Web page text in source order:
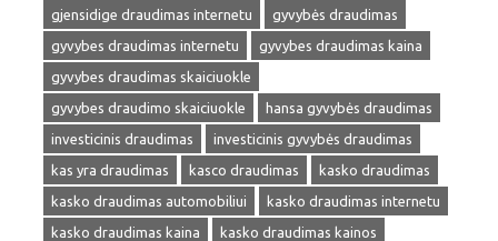
gjensidige draudimas internetu
gyvybės draudimas
gyvybes draudimas internetu
gyvybes draudimas kaina
gyvybes draudimas skaiciuokle
gyvybes draudimo skaiciuokle
hansa gyvybės draudimas
investicinis draudimas
investicinis gyvybės draudimas
kas yra draudimas
kasco draudimas
kasko draudimas
kasko draudimas automobiliui
kasko draudimas internetu
kasko draudimas kaina
kasko draudimas kainos